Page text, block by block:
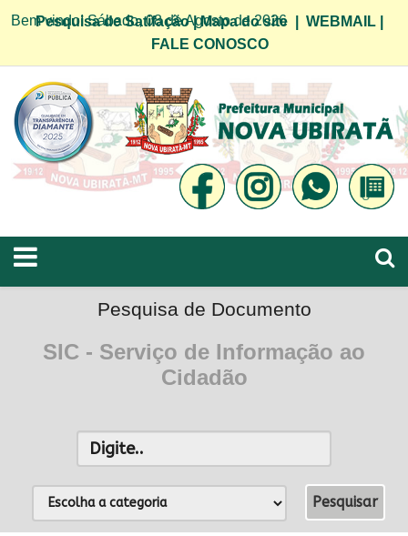
Bem vindo! Sábado, 08 de Agosto de 2026
Pesquisa de Satifação|Mapa do site WEBMAIL
FALE CONOSCO
Pesquisa de Documento
SIC - Serviço de Informação ao
Cidadão